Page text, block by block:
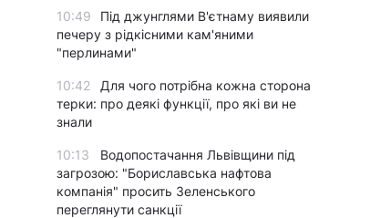
10:49
Під джунглями В'єтнаму виявили
печеру з рідкісними кам'яними
"перлинами"
10:42
Для чого потрібна кожна сторона
терки: про деякі функції, про які ви не
знали
10:13
Водопостачання Львівщини під
загрозою: "Бориславська нафтова
компанія" просить Зеленського
переглянути санкції